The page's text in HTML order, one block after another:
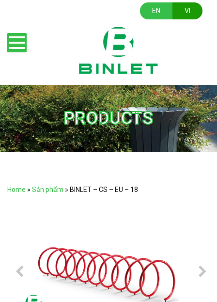
EN VI
PRODUCTS
Home » Sản phẩm » BINLET – CS – EU – 18